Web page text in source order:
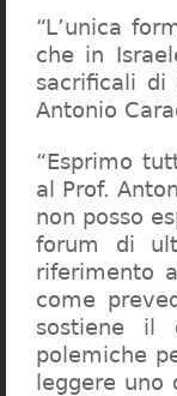
“L’unica
che in
sacrificali di
Antonio
“Esprimo
al Prof.
non posso
forum di
riferimento
come
sostiene il
polemiche
leggere